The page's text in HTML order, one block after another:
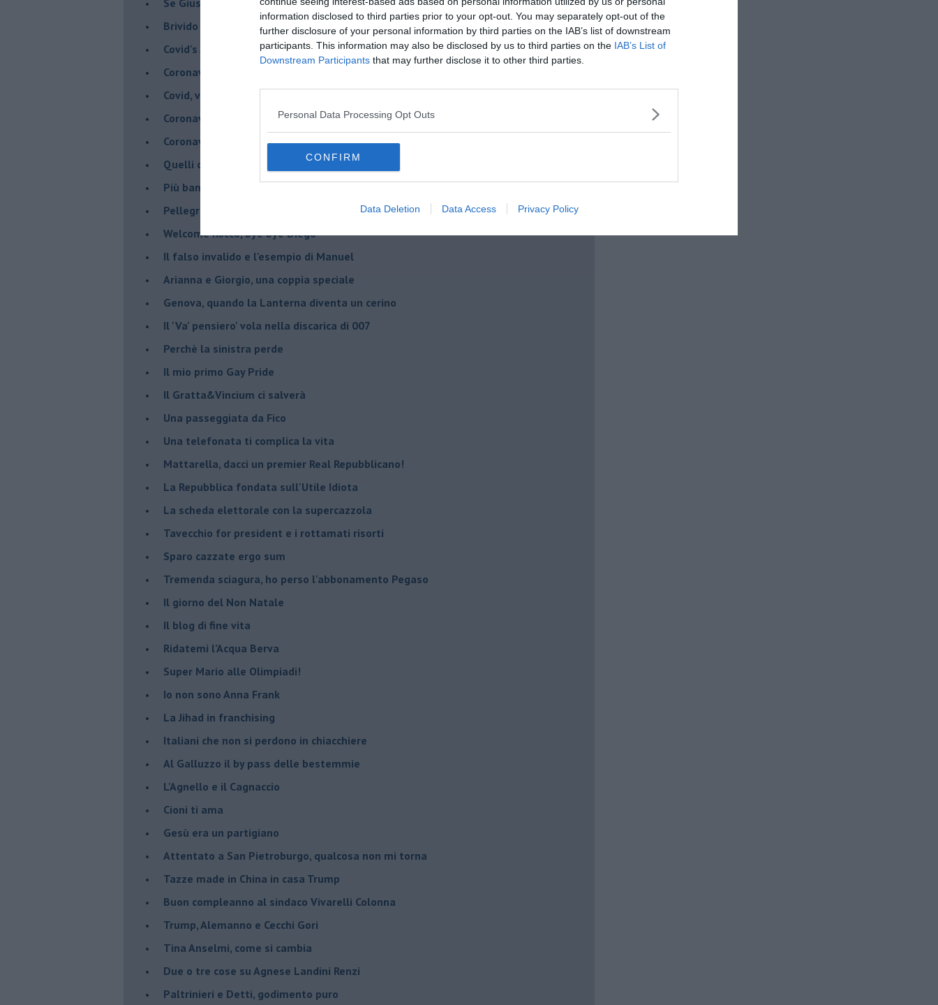
information disclosed to third parties prior to your opt-out. You may separately opt-out of the
further disclosure of your personal information by third parties on the IAB’s list of downstream
participants. This information may also be disclosed by us to third parties on the IAB’s List of
Downstream Participants that may further disclose it to other third parties.
Personal Data Processing Opt Outs
CONFIRM
Data Deletion Data Access Privacy Policy
Brivido di terrore... la chiamano semplificazione
Covid's Anatomy
Coronavirus, scacco al racket delle mascherine
Covid, vade a un metro - Gli arresti domiciliari
Coronavirus, vade a un metro - la spesa
Coronavirus, Menelicche salvaci tu!
Quelli che il Coronavairus
Più banane per tutti
Pellegrini, la Fede che batte le gufate
Welcome Rocco, bye bye Diego
Il falso invalido e l'esempio di Manuel
Arianna e Giorgio, una coppia speciale
Genova, quando la Lanterna diventa un cerino
Il 'Va' pensiero' vola nella discarica di 007
Perchè la sinistra perde
Il mio primo Gay Pride
Il Gratta&Vincium ci salverà
Una passeggiata da Fico
Una telefonata ti complica la vita
Mattarella, dacci un premier Real Repubblicano!
La Repubblica fondata sull'Utile Idiota
La scheda elettorale con la supercazzola
Tavecchio for president e i rottamati risorti
Sparo cazzate ergo sum
Tremenda sciagura, ho perso l'abbonamento Pegaso
Il giorno del Non Natale
Il blog di fine vita
​Ridatemi l’Acqua Berva
Super Mario alle Olimpiadi!
Io non sono Anna Frank
​La Jihad in franchising
Italiani che non si perdono in chiacchiere
Al Galluzzo il by pass delle bestemmie
L'Agnello e il Cagnaccio
Cioni ti ama
​Gesù era un partigiano
Attentato a San Pietroburgo, qualcosa non mi torna
Tazze made in China in casa Trump
Buon compleanno al sindaco Vivarelli Colonna
Trump, Alemanno e Cecchi Gori
Tina Anselmi, come si cambia
Due o tre cose su Agnese Landini Renzi
Paltrinieri e Detti, godimento puro